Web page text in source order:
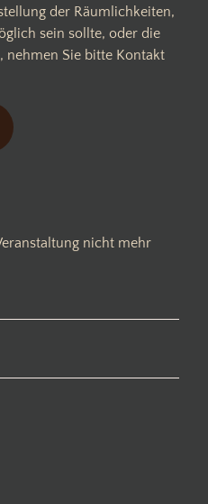
der Räumlichkeiten,
sein sollte, oder die
nehmen Sie bitte Kontakt
nicht mehr